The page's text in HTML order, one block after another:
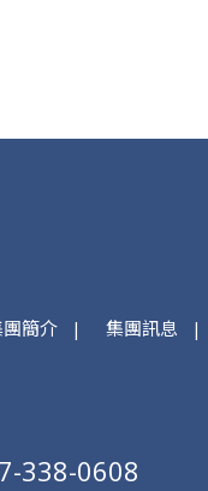
簡介 集團訊息
338-0608